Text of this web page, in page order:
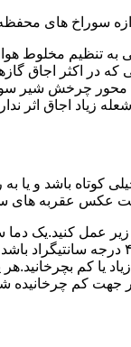
سوراخ های
به تنظیم
در اکثر اجاق
چرخش شیر
زیاد اجاق
معمولا نباید از ۶ میلی
جهت عکس عقربه
۱۰ تا ۲۰ دقیقه اختلاف درجه ای که